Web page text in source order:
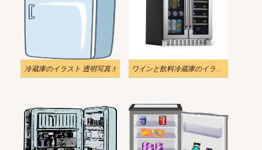
冷蔵庫のイラスト 透明写真 3 ワインと飲料冷蔵庫のイラストリアル